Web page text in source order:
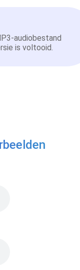
audiobestand
is voltooid.